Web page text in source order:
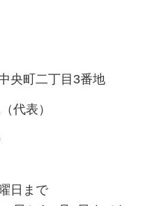
央町二丁目3番地
代表）
日まで